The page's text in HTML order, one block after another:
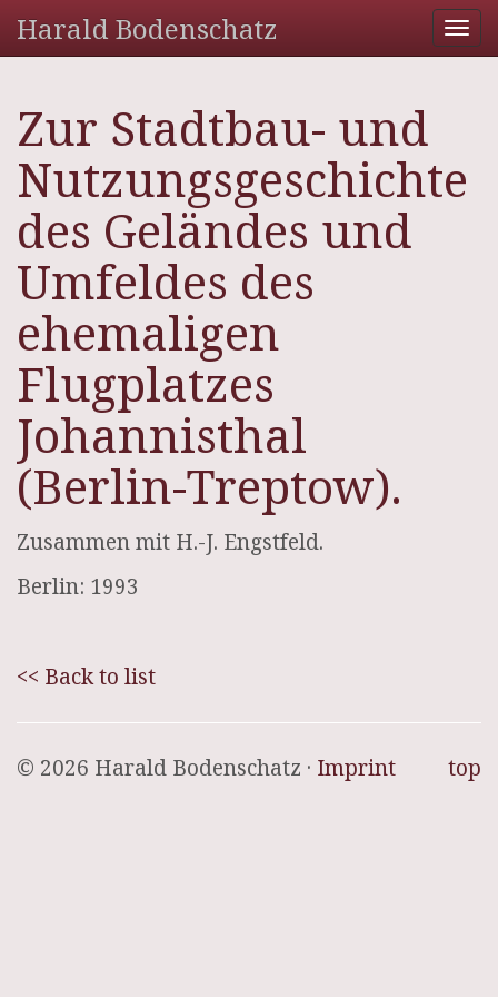
Harald Bodenschatz
Zur Stadtbau- und
Nutzungsgeschichte
des Geländes und
Umfeldes des
ehemaligen
Flugplatzes
Johannisthal
(Berlin-Treptow).
Zusammen mit H.-J. Engstfeld.
Berlin: 1993
<< Back to list
top
© 2026 Harald Bodenschatz · Imprint